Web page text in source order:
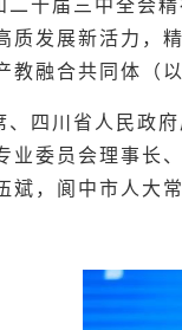
二十届三中全会
质发展新活力，
教融合共同体（
、四川省人民政
业委员会理事长
斌，阆中市人大